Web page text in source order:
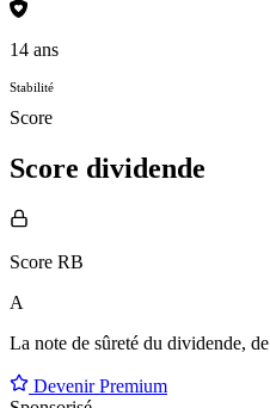
14 ans
Stabilité
Score
Score dividende
Score RB
A
La note de sûreté du dividende, de
Devenir Premium